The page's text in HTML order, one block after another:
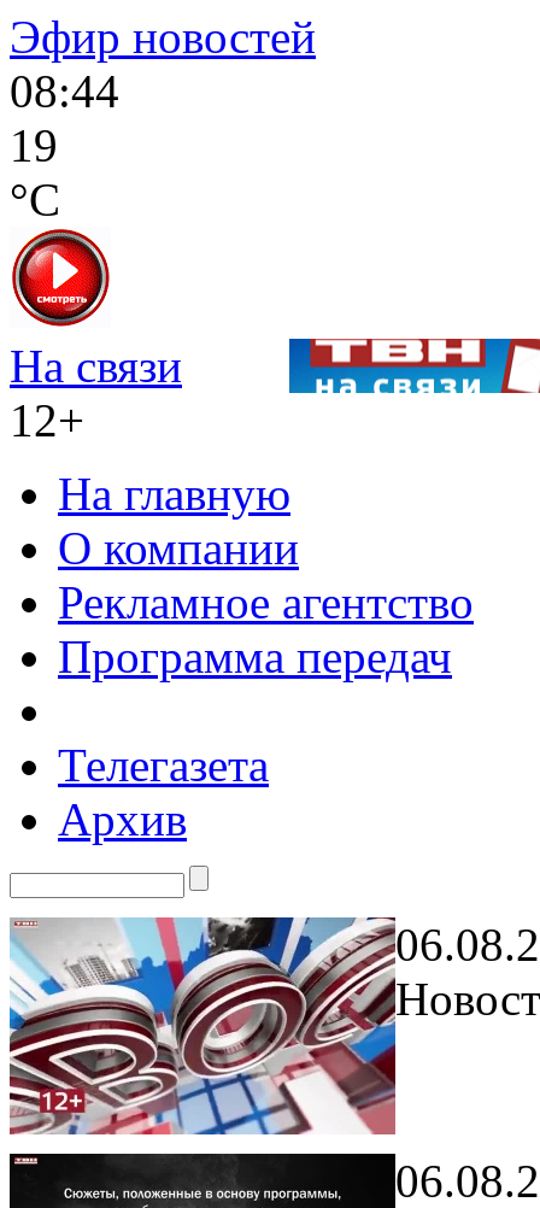
Эфир новостей
08:44
19
°C
На связи
12+
На главную
О компании
Рекламное агентство
Программа передач
Телегазета
Архив